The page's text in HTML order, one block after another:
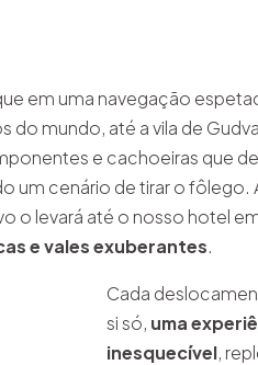
em uma navegação
do mundo, até a vila de
e cachoeiras que
um cenário de tirar o fôlego.
o levará até o nosso hotel
e vales exuberantes.
Cada
si só, uma
inesquecível,